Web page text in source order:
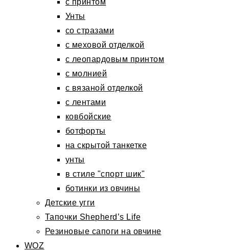
с принтом
Унты
со стразами
с меховой отделкой
с леопардовым принтом
с молнией
с вязаной отделкой
с лентами
ковбойские
ботфорты
на скрытой танкетке
унты
в стиле "спорт шик"
ботинки из овчины
Детские угги
Тапочки Shepherd’s Life
Резиновые сапоги на овчине
WOZ